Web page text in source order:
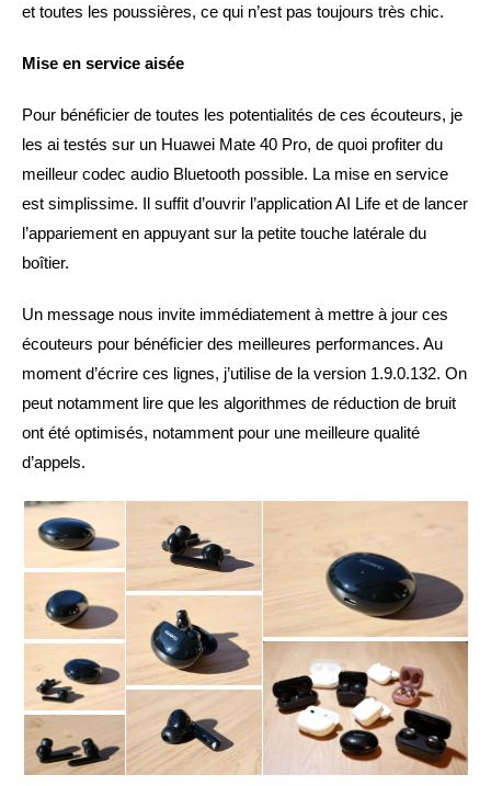
et toutes les poussières, ce qui n’est pas toujours très chic.
Mise en service aisée
Pour bénéficier de toutes les potentialités de ces écouteurs, je
les ai testés sur un Huawei Mate 40 Pro, de quoi profiter du
meilleur codec audio Bluetooth possible. La mise en service
est simplissime. Il suffit d’ouvrir l’application AI Life et de lancer
l’appariement en appuyant sur la petite touche latérale du
boîtier.
Un message nous invite immédiatement à mettre à jour ces
écouteurs pour bénéficier des meilleures performances. Au
moment d’écrire ces lignes, j’utilise de la version 1.9.0.132. On
peut notamment lire que les algorithmes de réduction de bruit
ont été optimisés, notamment pour une meilleure qualité
d’appels.